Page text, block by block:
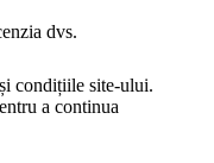
dvs.
condițiile site-ului.
a continua